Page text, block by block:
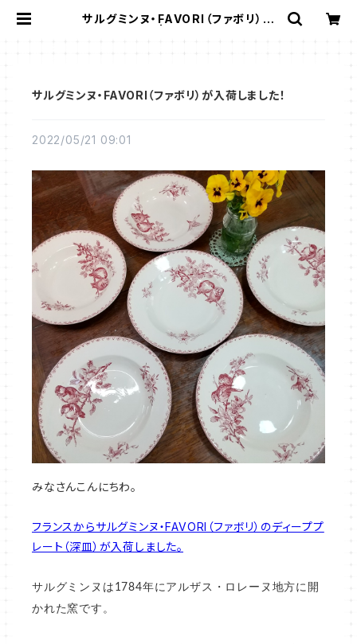
サルグミンヌ・FAVORI（ファボリ）が
サルグミンヌ・FAVORI（ファボリ）が入荷しました！
2022/05/21 09:01
みなさんこんにちわ。
フランスからサルグミンヌ・FAVORI（ファボリ）のディーププ
レート（深皿）が入荷しました。
サルグミンヌは1784年にアルザス・ロレーヌ地方に開
かれた窯です。